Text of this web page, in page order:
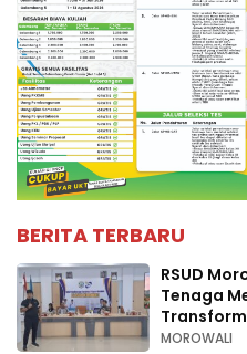
BERITA TERBARU
RSUD
Tenaga
MOROWALI